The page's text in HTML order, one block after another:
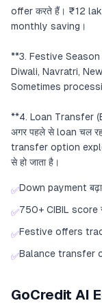
offer करते हैं। ₹12
monthly saving।
**3. Festive Season
Diwali, Navratri,
Sometimes
**4. Loan Transfer
अगर पहले से loan चल
transfer option
से हो जाता है।
✅Down payment
✅750+ CIBIL score
✅Festive offers
✅Balance transfer
GoCredit AI